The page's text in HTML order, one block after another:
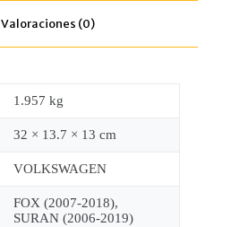
Valoraciones (0)
1.957 kg
32 × 13.7 × 13 cm
VOLKSWAGEN
FOX (2007-2018),
SURAN (2006-2019)